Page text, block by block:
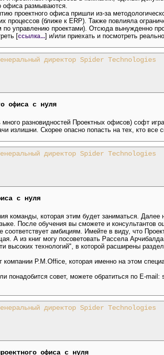
офиса размываются.
проектного офиса пришли из-за
процессов (ближе к ERP). Также повлияла
управлению проектами). Отсюда вынужденно
[ссылка...] и/или приехать и посмотреть
директор Spider Technologies
офиса с нуля
разновидностей Проектных офисов) софт
излишни. Скорее опасно попасть на тех, кто все
директор Spider Technologies
с нуля
команды, которая этим будет заниматься. Далее
После обучения вы сможете и консультантов
соответствует амбициям. Имейте в виду, что
А из книг могу посоветовать Рассела
высоких технологий", в которой расширены
компании P.M.Office, которая именно на этом
понадобится совет, можете обратиться по E-mail:
директор Spider Technologies
офиса с нуля